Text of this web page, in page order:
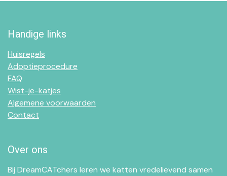
Handige links
Huisregels
Adoptieprocedure
FAQ
Wist-je-katjes
Algemene voorwaarden
Contact
Over ons
Bij DreamCATchers leren we katten vredelievend samen